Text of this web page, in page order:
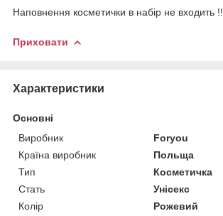
Наповнення косметички в набір не входить !!
Приховати
Характеристики
Основні
Виробник
Foryou
Країна виробник
Польща
Тип
Косметичка
Стать
Унісекс
Колір
Рожевий